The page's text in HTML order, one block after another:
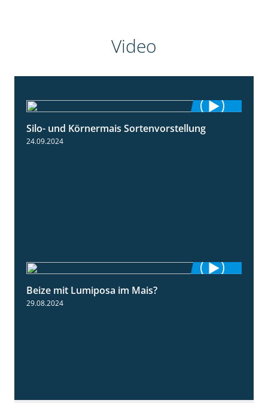
Video
4:26
Silo- und Körnermais Sortenvorstellung
24.09.2024
Beize mit Lumiposa im Mais?
29.08.2024